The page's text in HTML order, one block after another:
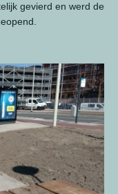
gevierd en werd de